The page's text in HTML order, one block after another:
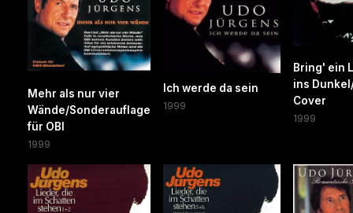
Mehr als nur vier
Wände/Sonderauflage
für OBI
1999
Ich werde da sein
1999
Bring' ein
ins
Cover
1999